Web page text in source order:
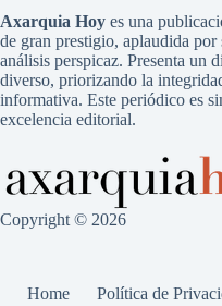
Axarquia Hoy es una
de gran prestigio, aplaudida
análisis perspicaz. Presenta un
diverso, priorizando la
informativa. Este periódico es
excelencia editorial.
Copyright © 2026
Home Política de